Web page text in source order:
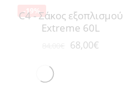
-19%
C4 - Σάκος εξοπλισμού
Extreme 60L
68,00€